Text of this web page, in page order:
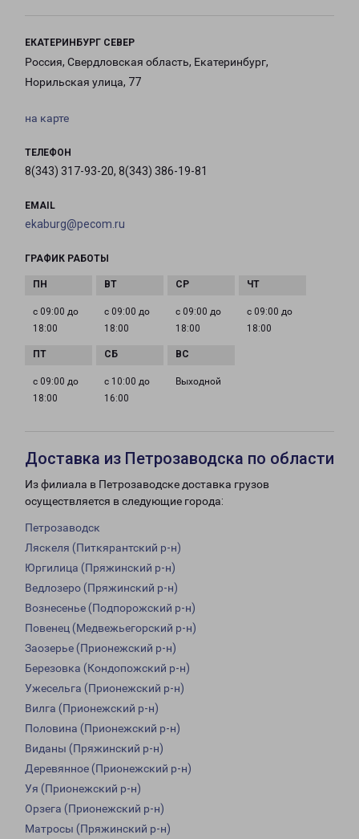
ЕКАТЕРИНБУРГ СЕВЕР
Россия, Свердловская область, Екатеринбург,
Норильская улица, 77
на карте
ТЕЛЕФОН
8(343) 317-93-20, 8(343) 386-19-81
EMAIL
ekaburg@pecom.ru
ГРАФИК РАБОТЫ
с 09:00 до
18:00
с 09:00 до
18:00
с 09:00 до
18:00
с 09:00 до
18:00
с 09:00 до
18:00
с 10:00 до
16:00
Выходной
Доставка из Петрозаводска по области
Из филиала в Петрозаводске доставка грузов
осуществляется в следующие города:
Петрозаводск
Ляскеля (Питкярантский р-н)
Юргилица (Пряжинский р-н)
Ведлозеро (Пряжинский р-н)
Вознесенье (Подпорожский р-н)
Повенец (Медвежьегорский р-н)
Заозерье (Прионежский р-н)
Березовка (Кондопожский р-н)
Ужесельга (Прионежский р-н)
Вилга (Прионежский р-н)
Половина (Прионежский р-н)
Виданы (Пряжинский р-н)
Деревянное (Прионежский р-н)
Уя (Прионежский р-н)
Орзега (Прионежский р-н)
Матросы (Пряжинский р-н)